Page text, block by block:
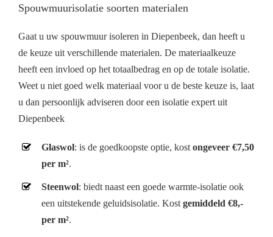
Spouwmuurisolatie soorten materialen
Gaat u uw spouwmuur isoleren in Diepenbeek, dan heeft u
de keuze uit verschillende materialen. De materiaalkeuze
heeft een invloed op het totaalbedrag en op de totale isolatie.
Weet u niet goed welk materiaal voor u de beste keuze is, laat
u dan persoonlijk adviseren door een isolatie expert uit
Diepenbeek
Glaswol: is de goedkoopste optie, kostongeveer €7,50
per m².
Steenwol: biedt naast een goede warmte-isolatie ook
een uitstekende geluidsisolatie. Kostgemiddeld €8,-
per m².